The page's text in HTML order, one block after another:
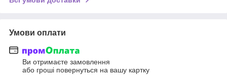
Умови оплати
Ви отримаєте замовлення
або гроші повернуться на вашу картку